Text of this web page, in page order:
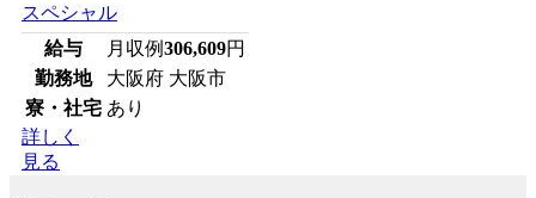
スペシャル
給与
月収例306,609円
勤務地
大阪府 大阪市
寮・社宅 あり
詳しく
見る